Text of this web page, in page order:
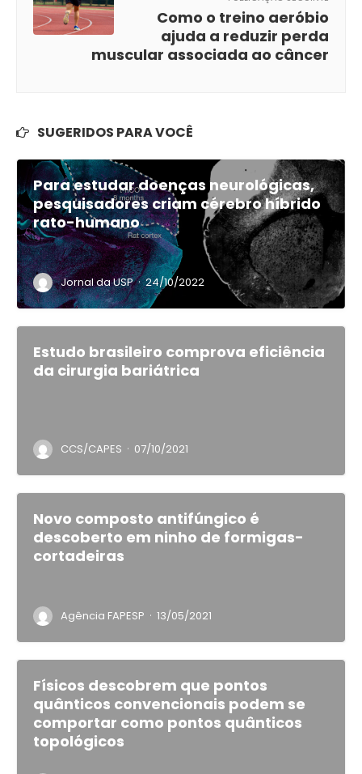
Como o treino aeróbio
ajuda a reduzir perda
muscular associada ao câncer
SUGERIDOS PARA VOCÊ
Para estudar doenças neurológicas,
pesquisadores criam cérebro híbrido
rato-humano
Jornal da USP · 24/10/2022
Estudo brasileiro comprova eficiência
da cirurgia bariátrica
CCS/CAPES · 07/10/2021
Novo composto antifúngico é
descoberto em ninho de formigas-
cortadeiras
Agência FAPESP · 13/05/2021
Físicos descobrem que pontos
quânticos convencionais podem se
comportar como pontos quânticos
topológicos